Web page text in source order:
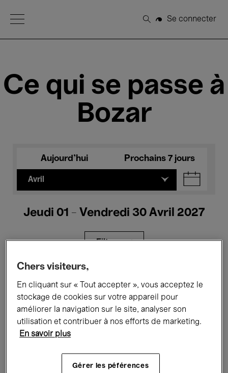
Open Menu
Rechercher
Se connecter
Ce qui se passe à
Bozar
Aujourd'hui Prochains 7 jours
Avril
Jeudi 01 - Vendredi 30 Avril 2027
Filtres
Expositions Films Performances
Rencontres & Débats Jazz
Musique électronique
Chers visiteurs,
En cliquant sur « Tout accepter », vous acceptez le
stockage de cookies sur votre appareil pour
améliorer la navigation sur le site, analyser son
utilisation et contribuer à nos efforts de marketing.
En savoir plus
Gérer les péférences